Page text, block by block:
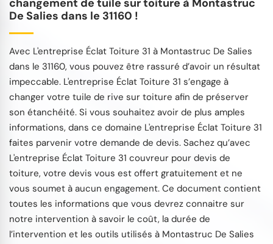
changement de tuile sur toiture à Montastruc
De Salies dans le 31160 !
Avec L'entreprise Éclat Toiture 31 à Montastruc De Salies
dans le 31160, vous pouvez être rassuré d’avoir un résultat
impeccable. L'entreprise Éclat Toiture 31 s’engage à
changer votre tuile de rive sur toiture afin de préserver
son étanchéité. Si vous souhaitez avoir de plus amples
informations, dans ce domaine L'entreprise Éclat Toiture 31
faites parvenir votre demande de devis. Sachez qu’avec
L'entreprise Éclat Toiture 31 couvreur pour devis de
toiture, votre devis vous est offert gratuitement et ne
vous soumet à aucun engagement. Ce document contient
toutes les informations que vous devrez connaitre sur
notre intervention à savoir le coût, la durée de
l’intervention et les outils utilisés à Montastruc De Salies